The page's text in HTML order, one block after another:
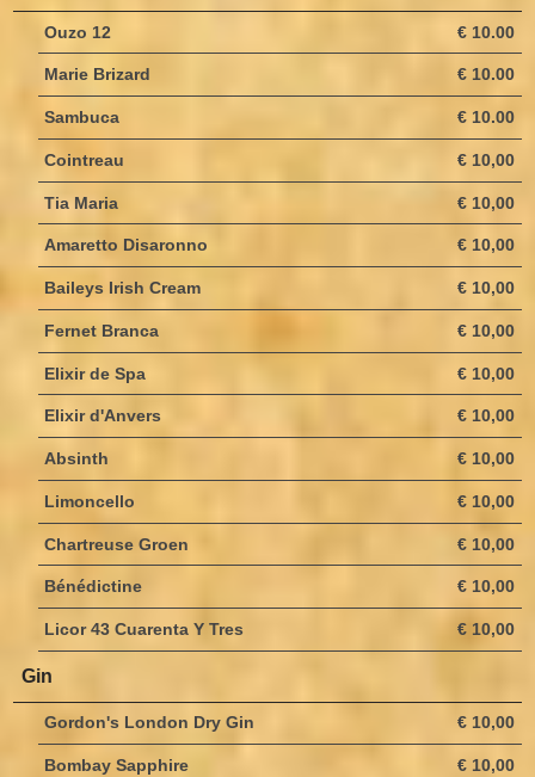
€ 10.00
Ouzo 12
€ 10.00
Marie Brizard
€ 10.00
Sambuca
€ 10,00
Cointreau
€ 10,00
Tia Maria
€ 10,00
Amaretto Disaronno
€ 10,00
Baileys Irish Cream
€ 10,00
Fernet Branca
€ 10,00
Elixir de Spa
€ 10,00
Elixir d'Anvers
€ 10,00
Absinth
€ 10,00
Limoncello
€ 10,00
Chartreuse Groen
€ 10,00
Bénédictine
€ 10,00
Licor 43 Cuarenta Y Tres
Gin
€ 10,00
Gordon's London Dry Gin
€ 10,00
Bombay Sapphire